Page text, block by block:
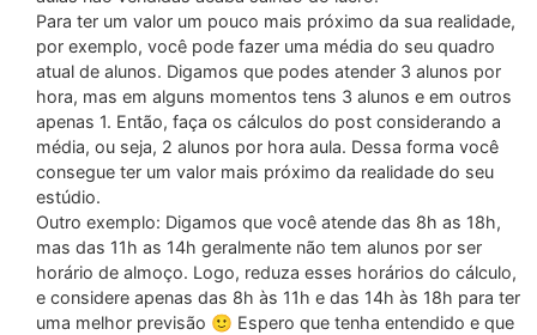
Para ter um valor um pouco mais próximo da sua realidade,
por exemplo, você pode fazer uma média do seu quadro
atual de alunos. Digamos que podes atender 3 alunos por
hora, mas em alguns momentos tens 3 alunos e em outros
apenas 1. Então, faça os cálculos do post considerando a
média, ou seja, 2 alunos por hora aula. Dessa forma você
consegue ter um valor mais próximo da realidade do seu
estúdio.
Outro exemplo: Digamos que você atende das 8h as 18h,
mas das 11h as 14h geralmente não tem alunos por ser
horário de almoço. Logo, reduza esses horários do cálculo,
e considere apenas das 8h às 11h e das 14h às 18h para ter
uma melhor previsão 🙂 Espero que tenha entendido e que